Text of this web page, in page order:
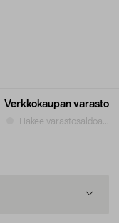
Verkkokaupan varasto
Hakee varastosaldoa...